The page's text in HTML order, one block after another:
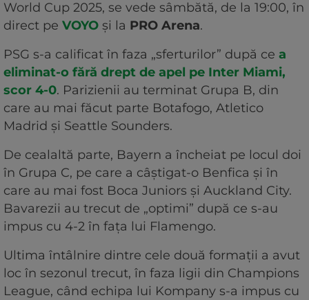
World Cup 2025, se vede sâmbătă, de la 19:00, în
direct pe VOYO și la PRO Arena.
PSG s-a calificat în faza „sferturilor” după ce a
eliminat-o fără drept de apel pe Inter Miami,
scor 4-0. Parizienii au terminat Grupa B, din
care au mai făcut parte Botafogo, Atletico
Madrid și Seattle Sounders.
De cealaltă parte, Bayern a încheiat pe locul doi
în Grupa C, pe care a câștigat-o Benfica și în
care au mai fost Boca Juniors și Auckland City.
Bavarezii au trecut de „optimi” după ce s-au
impus cu 4-2 în fața lui Flamengo.
Ultima întâlnire dintre cele două formații a avut
loc în sezonul trecut, în faza ligii din Champions
League, când echipa lui Kompany s-a impus cu